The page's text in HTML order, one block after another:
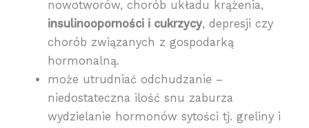
nowotworów, chorób układu krążenia,
insulinooporności i cukrzycy, depresji czy
chorób związanych z gospodarką
hormonalną.
może utrudniać odchudzanie –
niedostateczna ilość snu zaburza
wydzielanie hormonów sytości tj. greliny i